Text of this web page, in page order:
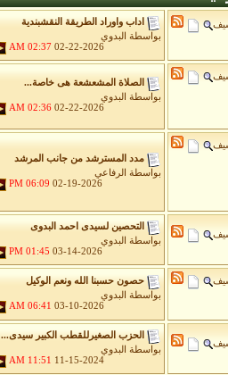
اداب واوراد الطريقة النقشبندية
بواسطة
البدوي
02-22-2026
02:37 AM
الصلاة المشعشعة هى خاصة...
بواسطة
البدوي
02-22-2026
02:36 AM
مدد المسترشد من جانب المرشد
بواسطة
الرفاعي
02-19-2026
06:09 PM
التحصين لسيدى احمد البدوى
بواسطة
البدوي
03-14-2026
01:45 PM
حصون حسبنا الله ونعم الوكيل
بواسطة
البدوي
03-10-2026
06:41 AM
الحزب الصغيرللقطب الكبير سيدى...
بواسطة
البدوي
11-15-2024
11:51 AM